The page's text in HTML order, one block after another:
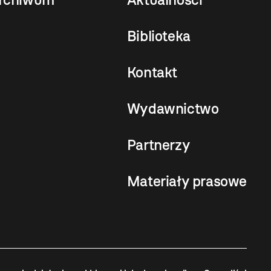
Biblioteka
Kontakt
Wydawnictwo
Partnerzy
Materiały prasowe